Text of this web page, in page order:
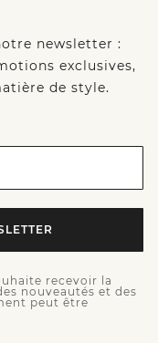
newsletter :
exclusives,
de style.
recevoir la
nouveautés et des
peut être